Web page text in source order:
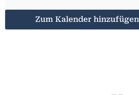
Zum Kalender